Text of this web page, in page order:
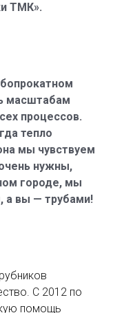
ТМК».
масштабам
процессов.
тепло
мы чувствуем
нужны,
городе, мы
а вы — трубами!
С 2012 по
помощь